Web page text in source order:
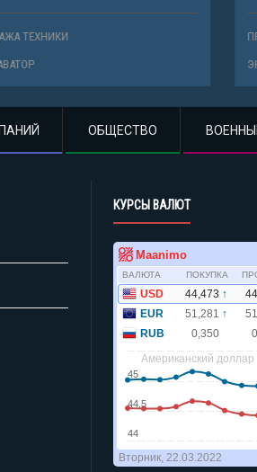
ОБЩЕСТВО
КУРСЫ ВАЛЮТ